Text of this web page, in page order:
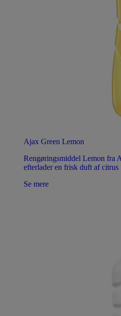
Ajax Green Lemon
Rengøringsmiddel Lemon fra
efterlader en frisk duft af citrus
Se mere